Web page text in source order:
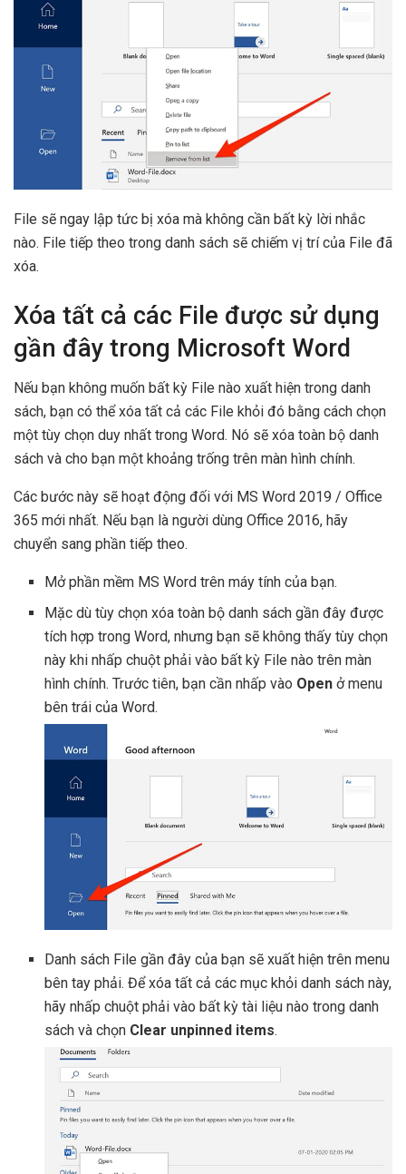
File sẽ ngay lập tức bị xóa mà không cần bất kỳ lời nhắc
nào. File tiếp theo trong danh sách sẽ chiếm vị trí của File đã
xóa.
Xóa tất cả các File được sử dụng
gần đây trong Microsoft Word
Nếu bạn không muốn bất kỳ File nào xuất hiện trong danh
sách, bạn có thể xóa tất cả các File khỏi đó bằng cách chọn
một tùy chọn duy nhất trong Word. Nó sẽ xóa toàn bộ danh
sách và cho bạn một khoảng trống trên màn hình chính.
Các bước này sẽ hoạt động đối với MS Word 2019 / Office
365 mới nhất. Nếu bạn là người dùng Office 2016, hãy
chuyển sang phần tiếp theo.
Mở phần mềm MS Word trên máy tính của bạn.
Mặc dù tùy chọn xóa toàn bộ danh sách gần đây được
tích hợp trong Word, nhưng bạn sẽ không thấy tùy chọn
này khi nhấp chuột phải vào bất kỳ File nào trên màn
hình chính. Trước tiên, bạn cần nhấp vào Open ở menu
bên trái của Word.
Danh sách File gần đây của bạn sẽ xuất hiện trên menu
bên tay phải. Để xóa tất cả các mục khỏi danh sách này,
hãy nhấp chuột phải vào bất kỳ tài liệu nào trong danh
sách và chọn Clear unpinned items.